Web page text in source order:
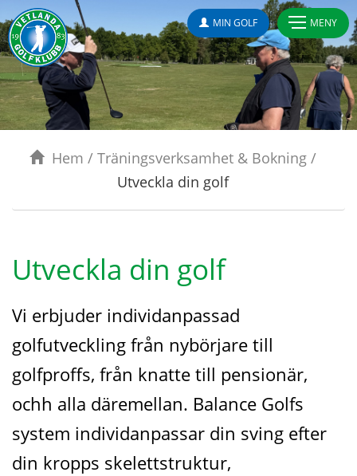
MIN GOLF MENY
Hem / Träningsverksamhet & Bokning /
Utveckla din golf
Utveckla din golf
Vi erbjuder individanpassad
golfutveckling från nybörjare till
golfproffs, från knatte till pensionär,
ochh alla däremellan. Balance Golfs
system individanpassar din sving efter
din kropps skelettstruktur,